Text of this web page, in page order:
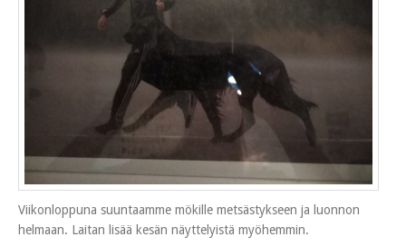
Viikonloppuna suuntaamme mökille metsästykseen ja luonnon
helmaan. Laitan lisää kesän näyttelyistä myöhemmin.